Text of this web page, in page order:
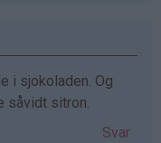
i sjokoladen. Og
såvidt sitron.
Svar